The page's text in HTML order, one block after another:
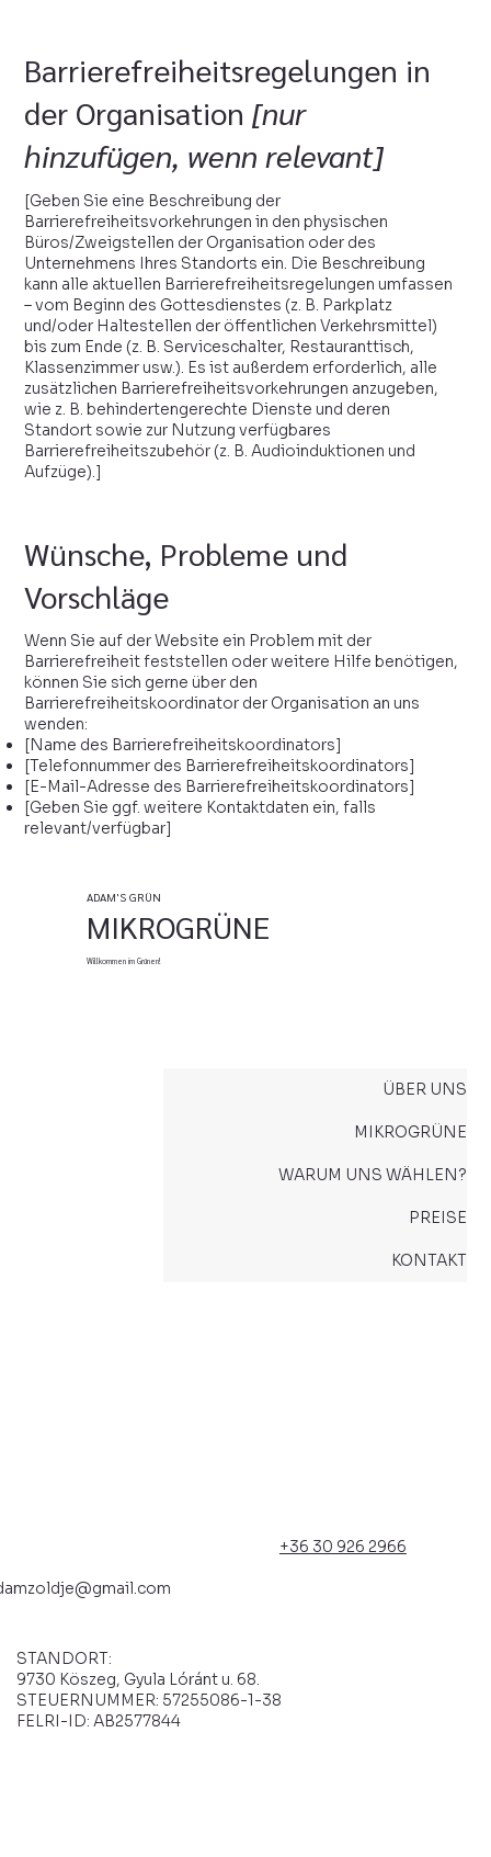
Barrierefreiheitsregelungen in
der Organisation[nur
hinzufügen, wenn relevant]
[Geben Sie eine Beschreibung der
Barrierefreiheitsvorkehrungen in den physischen
Büros/Zweigstellen der Organisation oder des
Unternehmens Ihres Standorts ein. Die Beschreibung
kann alle aktuellen Barrierefreiheitsregelungen umfassen
– vom Beginn des Gottesdienstes (z. B. Parkplatz
und/oder Haltestellen der öffentlichen Verkehrsmittel)
bis zum Ende (z. B. Serviceschalter, Restauranttisch,
Klassenzimmer usw.). Es ist außerdem erforderlich, alle
zusätzlichen Barrierefreiheitsvorkehrungen anzugeben,
wie z. B. behindertengerechte Dienste und deren
Standort sowie zur Nutzung verfügbares
Barrierefreiheitszubehör (z. B. Audioinduktionen und
Aufzüge).]
Wünsche, Probleme und
Vorschläge
Wenn Sie auf der Website ein Problem mit der
Barrierefreiheit feststellen oder weitere Hilfe benötigen,
können Sie sich gerne über den
Barrierefreiheitskoordinator der Organisation an uns
wenden:
[Name des Barrierefreiheitskoordinators]
[Telefonnummer des Barrierefreiheitskoordinators]
[E-Mail-Adresse des Barrierefreiheitskoordinators]
[Geben Sie ggf. weitere Kontaktdaten ein, falls
relevant/verfügbar]
ADAM'S GRÜN
MIKROGRÜNE
Willkommen im Grünen!
ÜBER UNS
MIKROGRÜNE
WARUM UNS WÄHLEN?
PREISE
KONTAKT
+36 30 926 2966
STANDORT:
9730 Köszeg, Gyula Lóránt u. 68.
STEUERNUMMER: 57255086-1-38
FELRI-ID: AB2577844